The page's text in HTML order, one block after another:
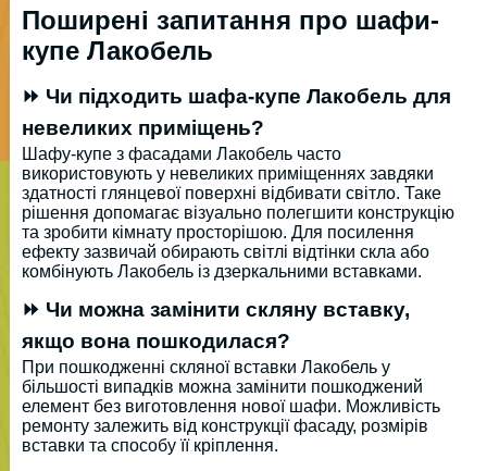
Поширені запитання про шафи-
купе Лакобель
⏩ Чи підходить шафа-купе Лакобель для
невеликих приміщень?
Шафу-купе з фасадами Лакобель часто
використовують у невеликих приміщеннях завдяки
здатності глянцевої поверхні відбивати світло. Таке
рішення допомагає візуально полегшити конструкцію
та зробити кімнату просторішою. Для посилення
ефекту зазвичай обирають світлі відтінки скла або
комбінують Лакобель із дзеркальними вставками.
⏩ Чи можна замінити скляну вставку,
якщо вона пошкодилася?
При пошкодженні скляної вставки Лакобель у
більшості випадків можна замінити пошкоджений
елемент без виготовлення нової шафи. Можливість
ремонту залежить від конструкції фасаду, розмірів
вставки та способу її кріплення.